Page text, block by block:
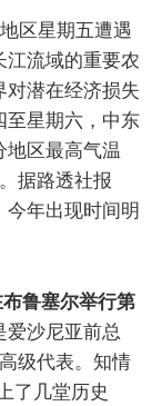
区星期五遭遇
流域的重要农
对潜在经济损失
至星期六，中东
地区最高气温
据路透社报
年出现时间明
鲁塞尔举行第
爱沙尼亚前总
级代表。知情
了几堂历史